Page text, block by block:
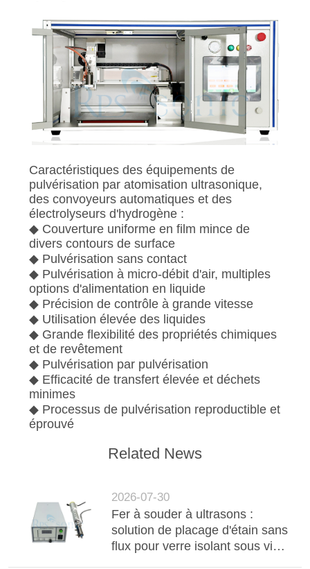
Caractéristiques des équipements de
pulvérisation par atomisation ultrasonique,
des convoyeurs automatiques et des
électrolyseurs d'hydrogène :
◆ Couverture uniforme en film mince de
divers contours de surface
◆ Pulvérisation sans contact
◆ Pulvérisation à micro-débit d'air, multiples
options d'alimentation en liquide
◆ Précision de contrôle à grande vitesse
◆ Utilisation élevée des liquides
◆ Grande flexibilité des propriétés chimiques
et de revêtement
◆ Pulvérisation par pulvérisation
◆ Efficacité de transfert élevée et déchets
minimes
◆ Processus de pulvérisation reproductible et
éprouvé
Related News
2026-07-30
Fer à souder à ultrasons :
solution de placage d'étain sans
flux pour verre isolant sous vide